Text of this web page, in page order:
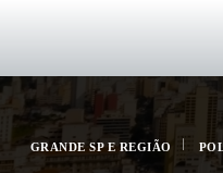
GRANDE SP E REGIÃO